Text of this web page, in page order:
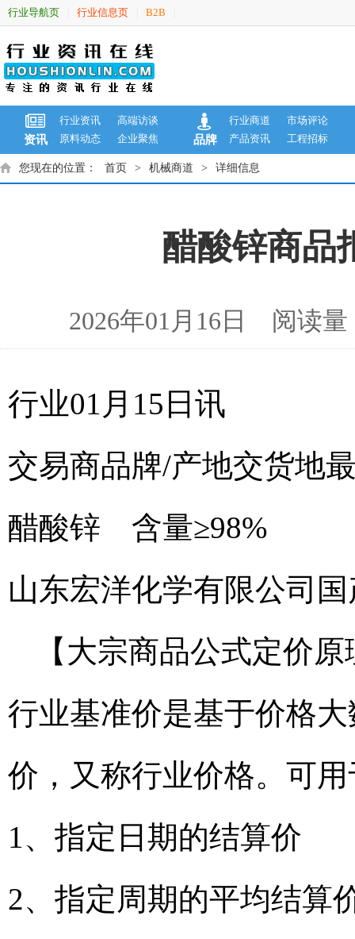
行业导航页 行业信息页 B2B
资讯
行业资讯
高端访谈
原料动态
企业聚焦 品牌
行业商道
市场评论
产品资讯
工程招标
您现在的位置： 首页 > 机械商道 > 详细信息
醋酸锌商品
2026年01月16日 阅读
行业01月15日讯
交易商品牌/产地交货地
醋酸锌 含量≥98%
山东宏洋化学有限公司
【大宗商品公式定价
行业基准价是基于价格
价，又称行业价格。可
1、指定日期的结算价
2、指定周期的平均结算